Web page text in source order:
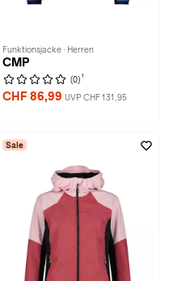
Funktionsjacke · Herren
CMP
(0) 1
CHF 86,99 UVP CHF 131,95
Sale